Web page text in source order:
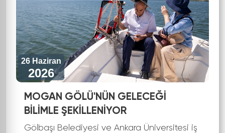
26 Haziran
2026
MOGAN GÖLÜ'NÜN GELECEĞİ
BİLİMLE ŞEKİLLENİYOR
Gölbaşı Belediyesi ve Ankara Üniversitesi iş